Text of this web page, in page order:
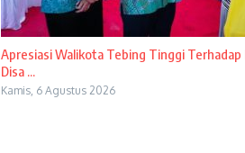
Apresiasi Walikota Tebing Tinggi
Disa ...
Kamis, 6 Agustus 2026